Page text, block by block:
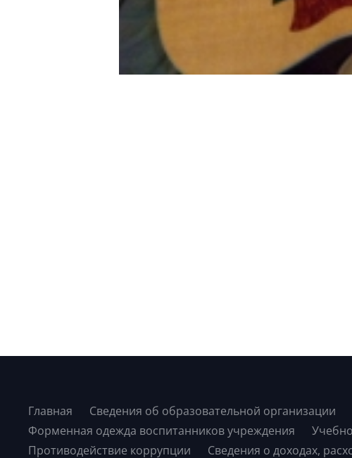
Главная Сведения об образовательной организации
Форменная одежда воспитанников учреждения
Противодействие коррупции
Сведения о доходах,